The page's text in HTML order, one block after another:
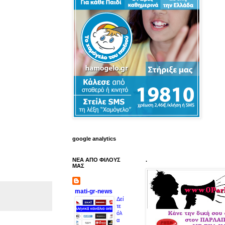
google analytics
ΝΕΑ ΑΠΟ ΦΙΛΟΥΣ
ΜΑΣ
mati-gr-news
Δεί
τε
όλ
α
.